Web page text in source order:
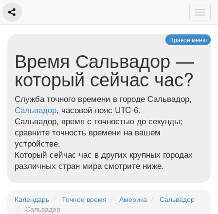
Правое меню
Время Сальвадор —
который сейчас час?
Служба точного времени в городе Сальвадор,
Сальвадор, часовой пояс UTC-6.
Сальвадор, время с точностью до секунды;
сравните точность времени на вашем
устройстве.
Который сейчас час в других крупных городах
различных стран мира смотрите ниже.
Календарь Точное время Америка
Сальвадор
Сальвадор